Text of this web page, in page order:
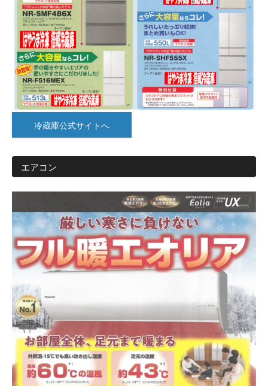
冷蔵庫公式サイトへ
エアコン